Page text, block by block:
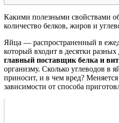
Какими полезными свойствами
количество белков, жиров и
Яйца — распространенный в
который входит в десятки
главный поставщик белка и
организму. Сколько углеводов в
приносит, и в чем вред?
зависимости от способа